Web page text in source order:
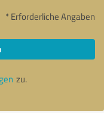
* Erforderliche Angaben
zu.